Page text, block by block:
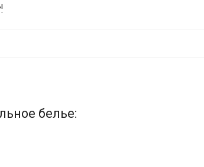
белье: